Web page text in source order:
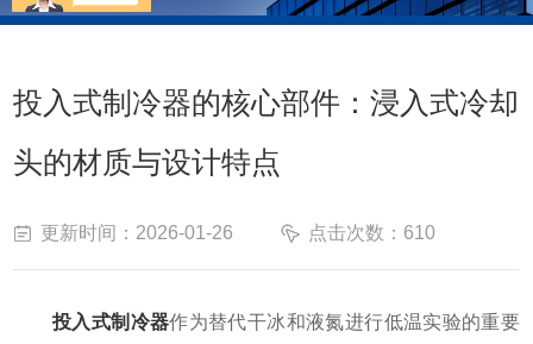
投入式制冷器的核心部件：浸入式冷却
头的材质与设计特点
更新时间：2026-01-26 点击次数：610
投入式制冷器作为替代干冰和液氮进行低温实验的重要